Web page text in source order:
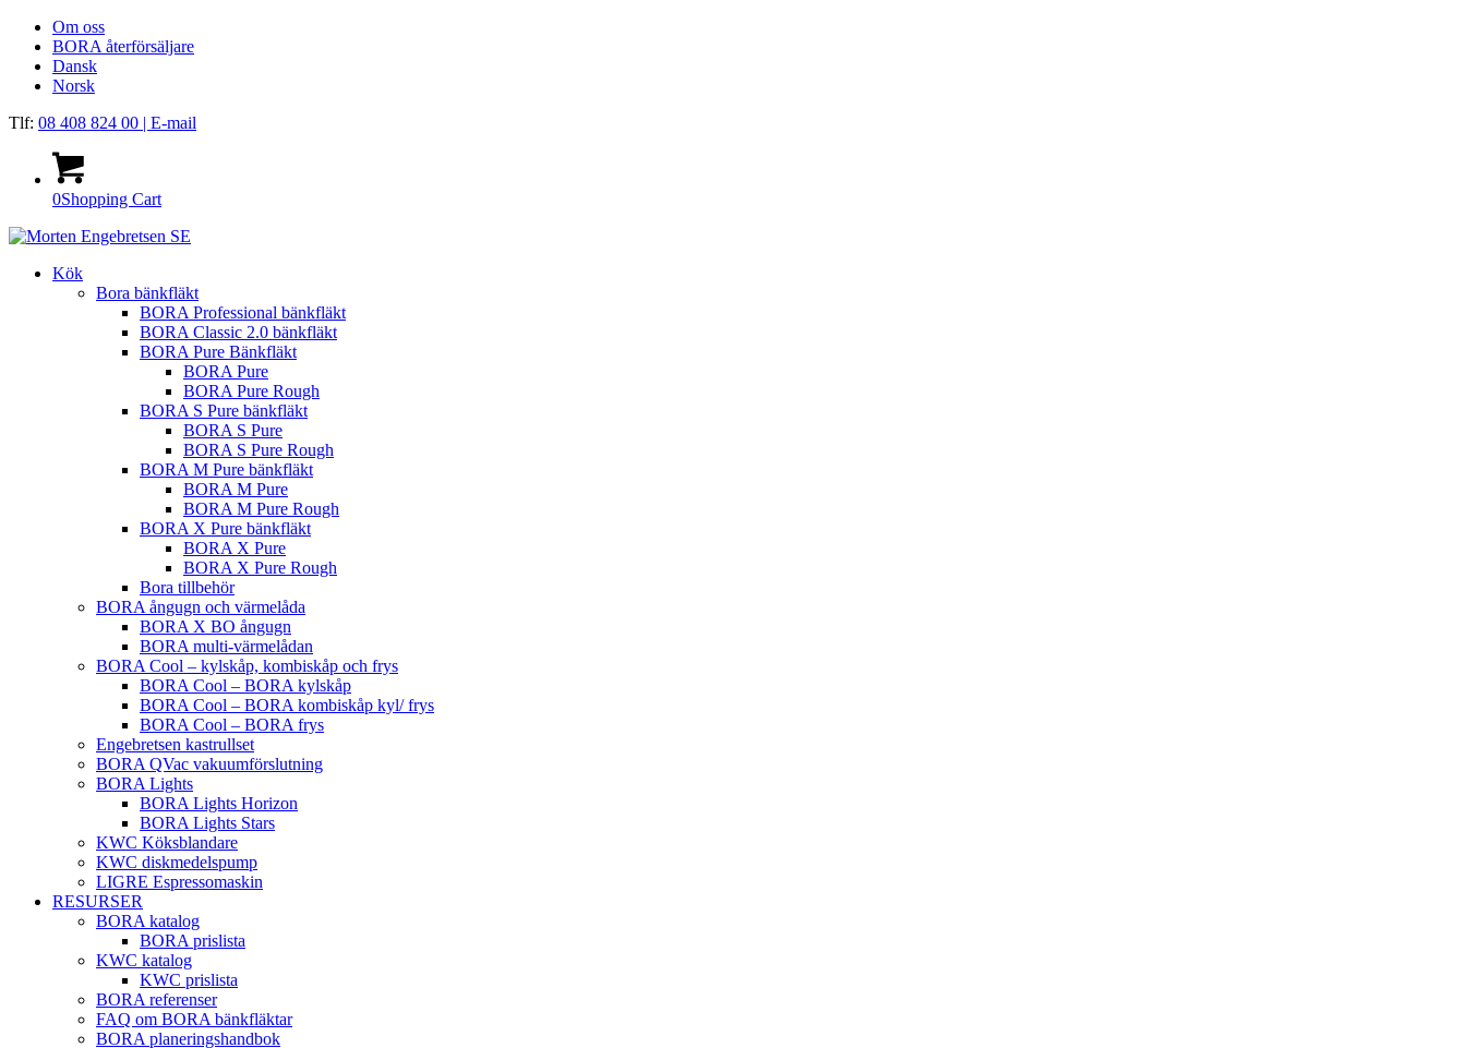
Om oss
BORA återförsäljare
Dansk
Norsk
Tlf: 08 408 824 00 | E-mail
0Shopping Cart
Kök
Bora bänkfläkt
BORA Professional bänkfläkt
BORA Classic 2.0 bänkfläkt
BORA Pure Bänkfläkt
BORA Pure
BORA Pure Rough
BORA S Pure bänkfläkt
BORA S Pure
BORA S Pure Rough
BORA M Pure bänkfläkt
BORA M Pure
BORA M Pure Rough
BORA X Pure bänkfläkt
BORA X Pure
BORA X Pure Rough
Bora tillbehör
BORA ångugn och värmelåda
BORA X BO ångugn
BORA multi-värmelådan
BORA Cool – kylskåp, kombiskåp och frys
BORA Cool – BORA kylskåp
BORA Cool – BORA kombiskåp kyl/ frys
BORA Cool – BORA frys
Engebretsen kastrullset
BORA QVac vakuumförslutning
BORA Lights
BORA Lights Horizon
BORA Lights Stars
KWC Köksblandare
KWC diskmedelspump
LIGRE Espressomaskin
RESURSER
BORA katalog
BORA prislista
KWC katalog
KWC prislista
BORA referenser
FAQ om BORA bänkfläktar
BORA planeringshandbok